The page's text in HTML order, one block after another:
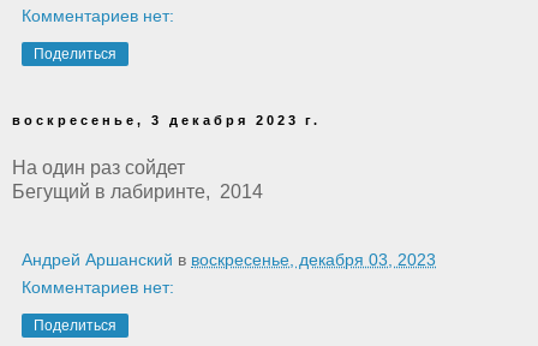
Комментариев нет:
Поделиться
воскресенье, 3 декабря 2023 г.
На один раз сойдет
Бегущий в лабиринте, 2014
Андрей Аршанский в воскресенье, декабря 03, 2023
Комментариев нет:
Поделиться